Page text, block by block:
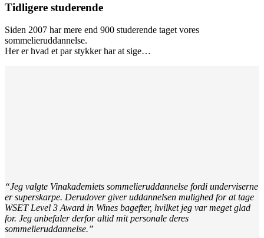
Tidligere studerende
Siden 2007 har mere end 900 studerende taget vores
sommelieruddannelse.
Her er hvad et par stykker har at sige…
“Jeg valgte Vinakademiets sommelieruddannelse fordi underviserne
er superskarpe. Derudover giver uddannelsen mulighed for at tage
WSET Level 3 Award in Wines bagefter, hvilket jeg var meget glad
for. Jeg anbefaler derfor altid mit personale deres
sommelieruddannelse.”